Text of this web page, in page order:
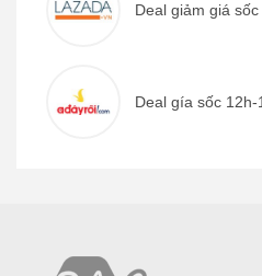
Deal giảm giá sốc
Deal gía sốc 12h-